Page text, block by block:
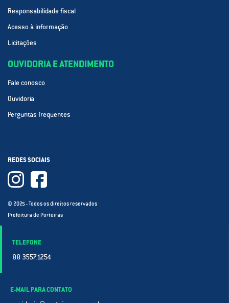
Responsabilidade fiscal
Acesso à informação
Licitações
OUVIDORIA E ATENDIMENTO
Fale conosco
Ouvidoria
Perguntas frequentes
REDES SOCIAIS
© 2025 - Todos os direitos reservados
Prefeitura de Porteiras
TELEFONE
88 3557.1254
E-MAIL PARA CONTATO